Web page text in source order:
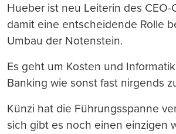
Hueber ist neu Leiterin des CEO-
damit eine entscheidende Rolle
Umbau der Notenstein.
Es geht um Kosten und
Banking wie sonst fast nirgends
Künzi hat die Führungsspanne
sich gibt es noch einen einzigen